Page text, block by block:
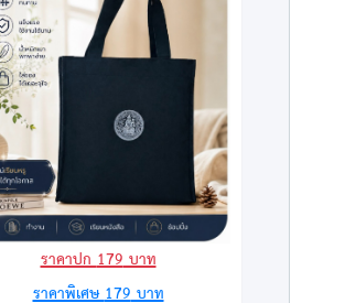
ราคาปก179บาท
ราคาพิเศษ179บาท